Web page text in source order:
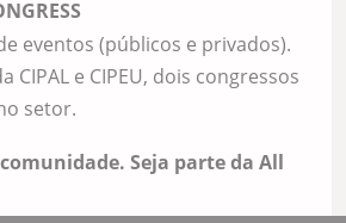
eventos (públicos e privados).
CIPAL e CIPEU, dois congressos
setor.
Seja parte da All